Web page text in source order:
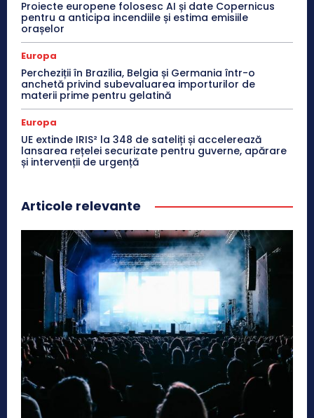
Proiecte europene folosesc AI și date Copernicus
pentru a anticipa incendiile și estima emisiile
orașelor
Europa
Percheziții în Brazilia, Belgia și Germania într-o
anchetă privind subevaluarea importurilor de
materii prime pentru gelatină
Europa
UE extinde IRIS² la 348 de sateliți și accelerează
lansarea rețelei securizate pentru guverne, apărare
și intervenții de urgență
Articole relevante